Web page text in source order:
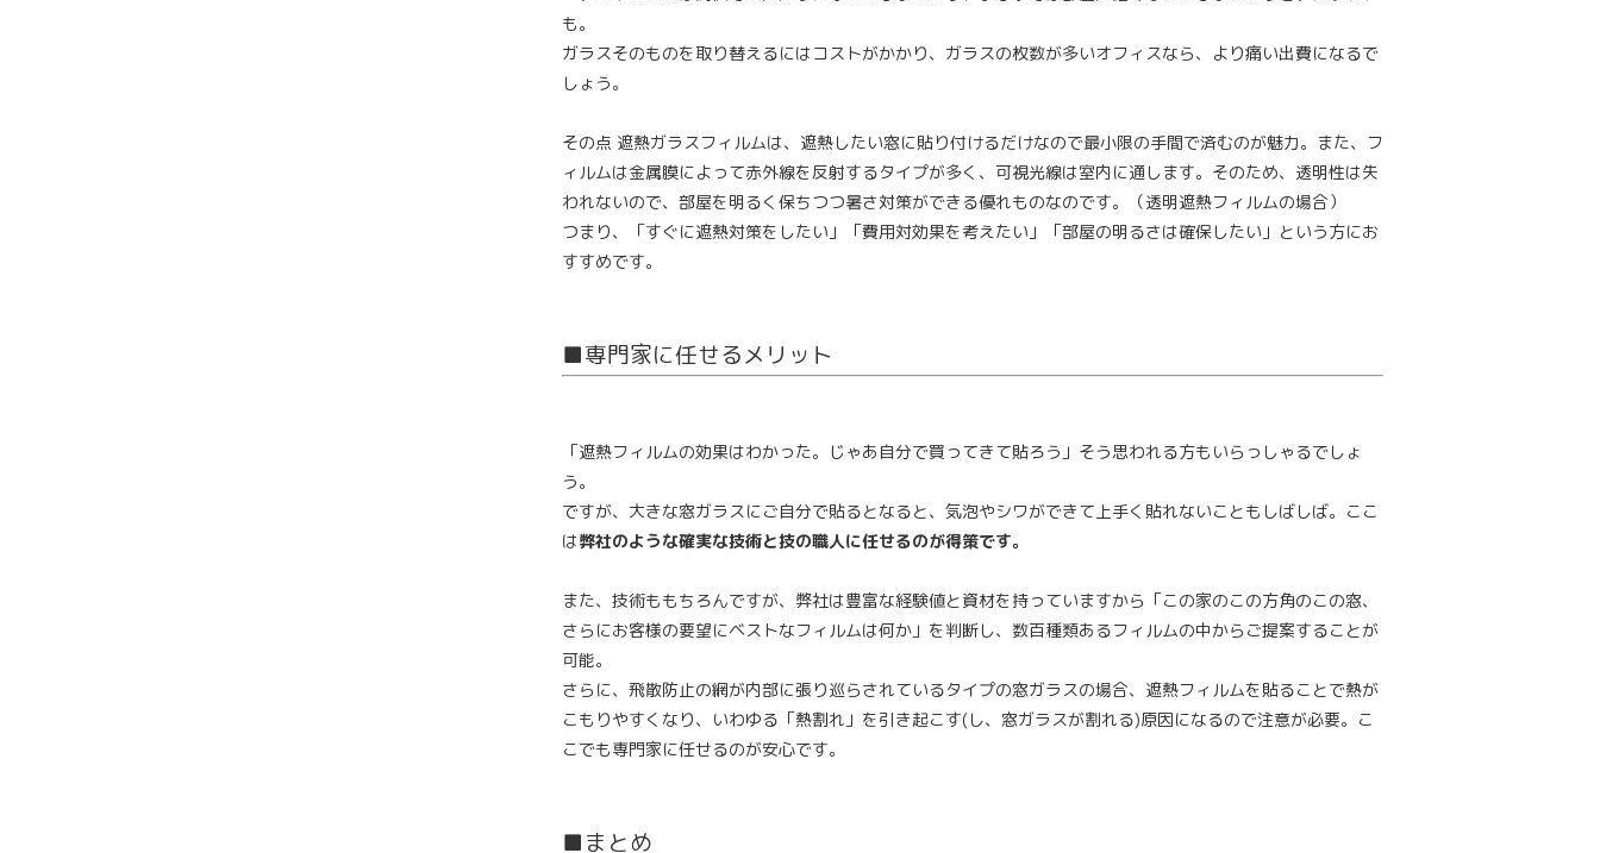
も。
ガラスそのものを取り替えるにはコストがかかり、ガラスの枚数が多いオフィスなら、より痛い出費になるで
しょう。
その点 遮熱ガラスフィルムは、遮熱したい窓に貼り付けるだけなので最小限の手間で済むのが魅力。また、フ
ィルムは金属膜によって赤外線を反射するタイプが多く、可視光線は室内に通します。そのため、透明性は失
われないので、部屋を明るく保ちつつ暑さ対策ができる優れものなのです。（透明遮熱フィルムの場合）
つまり、「すぐに遮熱対策をしたい」「費用対効果を考えたい」「部屋の明るさは確保したい」という方にお
すすめです。
■専門家に任せるメリット
「遮熱フィルムの効果はわかった。じゃあ自分で買ってきて貼ろう」そう思われる方もいらっしゃるでしょ
う。
ですが、大きな窓ガラスにご自分で貼るとなると、気泡やシワができて上手く貼れないこともしばしば。ここ
は弊社のような確実な技術と技の職人に任せるのが得策です。
また、技術ももちろんですが、弊社は豊富な経験値と資材を持っていますから「この家のこの方角のこの窓、
さらにお客様の要望にベストなフィルムは何か」を判断し、数百種類あるフィルムの中からご提案することが
可能。
さらに、飛散防止の網が内部に張り巡らされているタイプの窓ガラスの場合、遮熱フィルムを貼ることで熱が
こもりやすくなり、いわゆる「熱割れ」を引き起こす(し、窓ガラスが割れる)原因になるので注意が必要。こ
こでも専門家に任せるのが安心です。
■まとめ